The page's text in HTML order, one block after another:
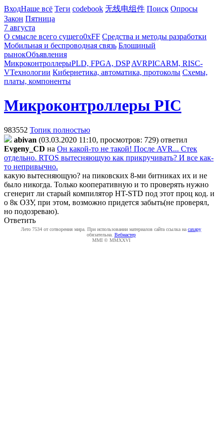
ВходНаше всё Теги codebook 无线电组件 Поиск Опросы
Закон Пятница
7 августа
О смысле всего сущего0xFF Средства и методы разработки
Мобильная и беспроводная связь Блошиный
рынокОбъявления
МикроконтроллерыPLD, FPGA, DSP AVRPICARM, RISC-
VТехнологии Кибернетика, автоматика, протоколы Схемы,
платы, компоненты
Микроконтроллеры PIC
983552 Топик полностью
abivan (03.03.2020 11:10, просмотров: 729) ответил
Evgeny_CD на Он какой-то не такой! После AVR... Стек
отдельно. RTOS вытесняющую как прикручивать? И все как-
то непривычно.
какую вытесняющую? на пиковских 8-ми битниках их и не
было никогда. Только кооперативную и то проверять нужно
сгенерит ли старый компилятор HT-STD под этот проц код. и
о 8к ОЗУ, при этом, возможно придется забыть(не проверял,
но подозреваю).
Ответить
Лето 7534 от сотворения мира. При использовании материалов сайта ссылка на caxapу
обязательна. Вебмастер
MMI © MMXXVI